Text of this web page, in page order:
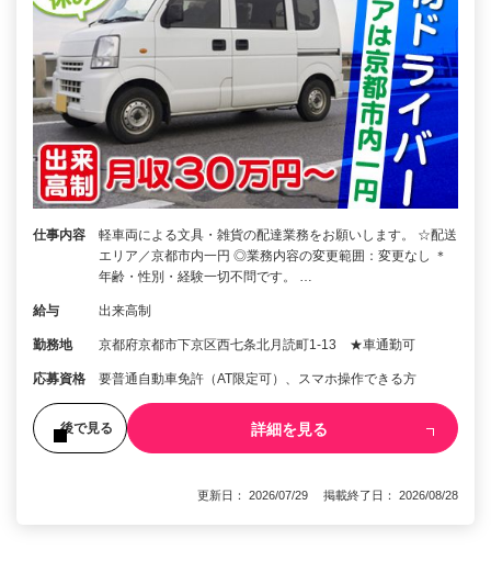
仕事内容
軽車両による文具・雑貨の配達業務をお願いします。 ☆配送
エリア／京都市内一円 ◎業務内容の変更範囲：変更なし ＊
年齢・性別・経験一切不問です。 …
給与 出来高制
勤務地 京都府京都市下京区西七条北月読町1-13 ★車通勤可
応募資格 要普通自動車免許（AT限定可）、スマホ操作できる方
後で見る 詳細を見る
更新日： 2026/07/29 掲載終了日： 2026/08/28